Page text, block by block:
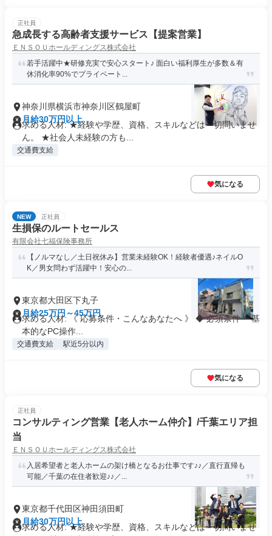
正社員
急成長する高齢者支援サービス【提案営業】
ＥＮＳＯＵホールディングス株式会社
若手活躍中★研修充実で安心スタート♪ 面白い福利厚生が多数＆有
休消化率90%でプライベート...
神奈川県横浜市神奈川区鶴屋町
月給30万円以上
求める人材: ★経験や学歴、資格、スキルなどは一切問いませ
ん。 ★社会人未経験の方も...
交通費支給
気になる
NEW 正社員
生損保のルートセールス
有限会社七福保険事務所
【ノルマなし／土日祝休み】営業未経験OK！経験者優遇♪ネイルO
K／男女問わず活躍中！安心の...
東京都大田区下丸子
月給25万円～45万円
求める人材: 《 応募条件・こんなあなたへ 》 ◆ 必須条件 ・基
本的なPC操作...
交通費支給 駅近5分以内
気になる
正社員
コンサルティング営業【老人ホーム仲介】/千葉エリア担
当
ＥＮＳＯＵホールディングス株式会社
入居希望者と老人ホームの架け橋となるお仕事です♪♪／直行直帰も
可能／千葉の在住者歓迎♪♪／...
東京都千代田区神田須田町
月給30万円以上
求める人材: ★経験や学歴、資格、スキルなどは一切問いませ